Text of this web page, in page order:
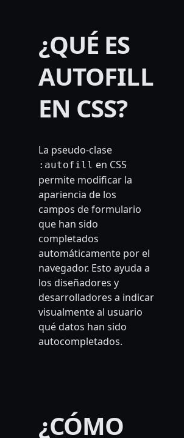
¿QUÉ ES
AUTOFILL
EN CSS?
La pseudo-clase
:autofill en CSS
permite modificar la
apariencia de los
campos de formulario
que han sido
completados
automáticamente por el
navegador. Esto ayuda a
los diseñadores y
desarrolladores a indicar
visualmente al usuario
qué datos han sido
autocompletados.
¿CÓMO